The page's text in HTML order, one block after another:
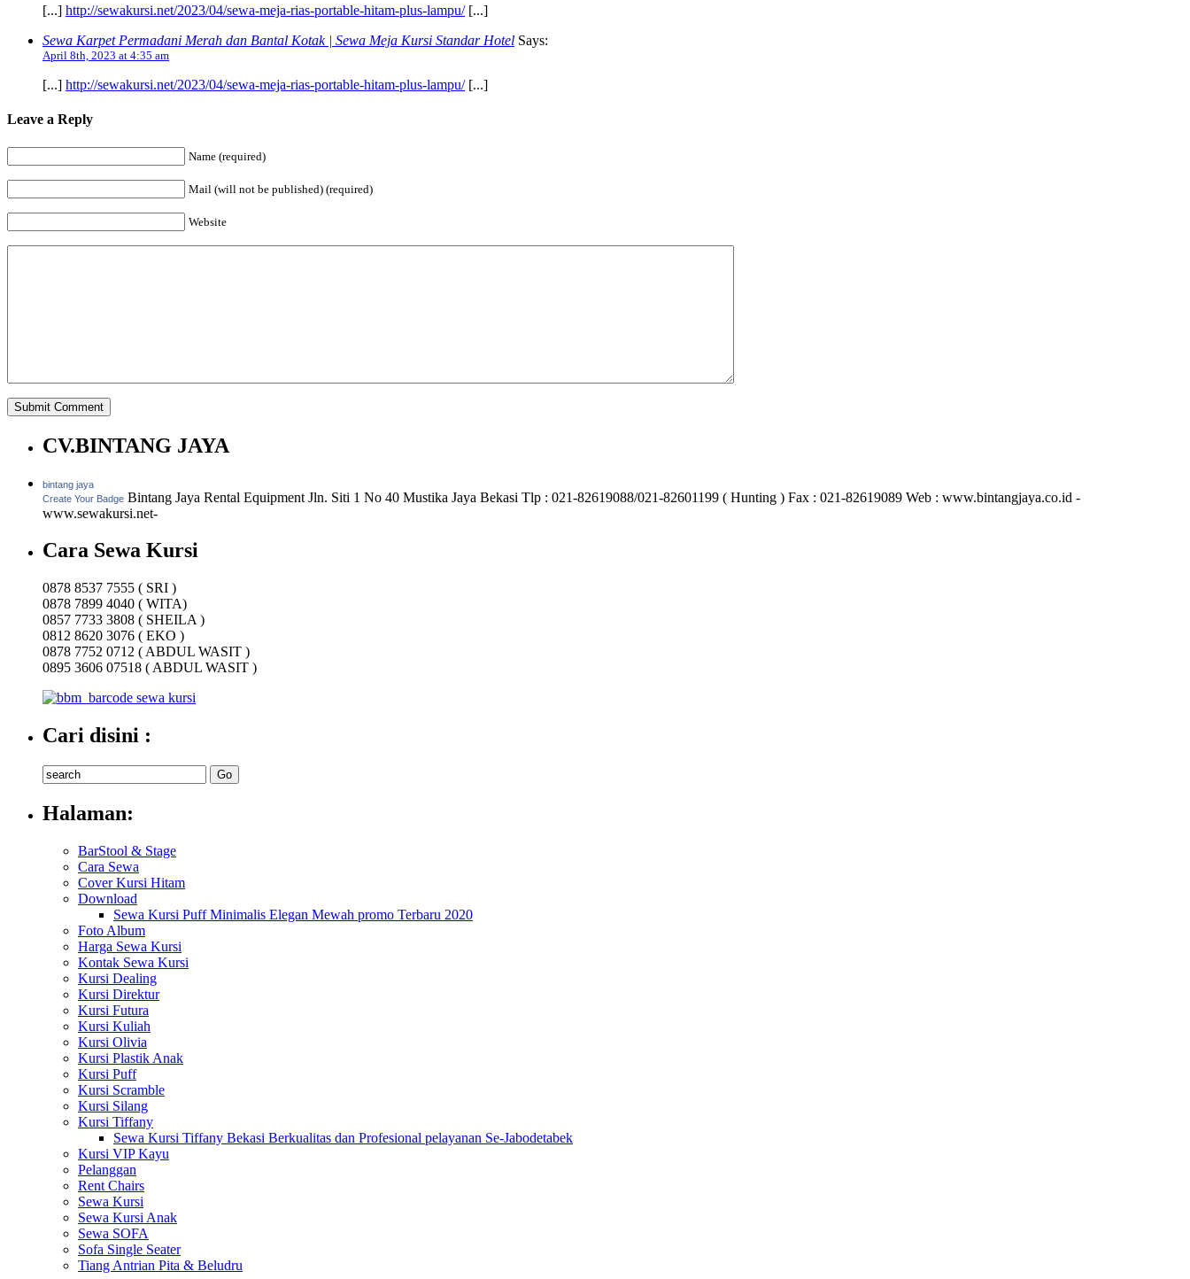
[...] http://sewakursi.net/2023/04/sewa-meja-rias-portable-hitam-plus-lampu/[...]
Sewa Karpet Permadani Merah dan Bantal Kotak | Sewa Meja Kursi Standar Hotel Says:
April 8th, 2023 at 4:35 am
[...] http://sewakursi.net/2023/04/sewa-meja-rias-portable-hitam-plus-lampu/[...]
Leave a Reply
Name (required)
Mail (will not be published) (required)
Website
CV.BINTANG JAYA
bintang jaya
Create Your Badge Bintang Jaya Rental Equipment Jln. Siti 1 No 40 Mustika Jaya Bekasi Tlp : 021-82619088/021-82601199 ( Hunting ) Fax : 021-82619089 Web : www.bintangjaya.co.id -
www.sewakursi.net-
Cara Sewa Kursi
0878 8537 7555 ( SRI )
0878 7899 4040 ( WITA)
0857 7733 3808 ( SHEILA )
0812 8620 3076 ( EKO )
0878 7752 0712 ( ABDUL WASIT )
0895 3606 07518 ( ABDUL WASIT )
Cari disini :
Halaman:
BarStool & Stage
Cara Sewa
Cover Kursi Hitam
Download
Sewa Kursi Puff Minimalis Elegan Mewah promo Terbaru 2020
Foto Album
Harga Sewa Kursi
Kontak Sewa Kursi
Kursi Dealing
Kursi Direktur
Kursi Futura
Kursi Kuliah
Kursi Olivia
Kursi Plastik Anak
Kursi Puff
Kursi Scramble
Kursi Silang
Kursi Tiffany
Sewa Kursi Tiffany Bekasi Berkualitas dan Profesional pelayanan Se-Jabodetabek
Kursi VIP Kayu
Pelanggan
Rent Chairs
Sewa Kursi
Sewa Kursi Anak
Sewa SOFA
Sofa Single Seater
Tiang Antrian Pita & Beludru